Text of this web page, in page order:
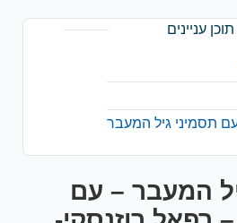
תוכן עניינים
תסמיני גיל המעבר
המעבר – עם